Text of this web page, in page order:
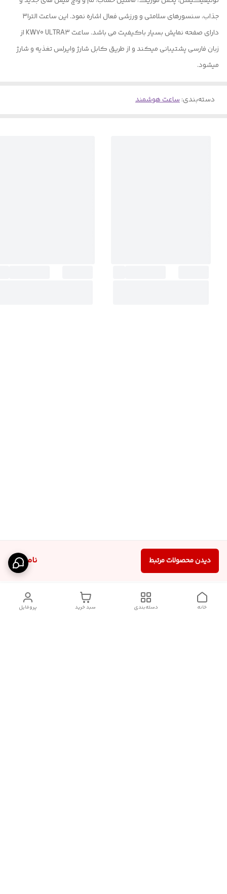
ناموجود دیدن محصولات مرتبط
جذاب، سنسورهای سلامتی و ورزشی فعال اشاره نمود. این ساعت الترا۳
دارای صفحه نمایش بسیار باکیفیت می باشد. ساعت KW70 ULTRA3 از
زبان فارسی پشتیبانی میکند و از طریق کابل شارژ وایرلس تغذیه و شارژ
میشود.
دسته‌بندی:ساعت هوشمند
پروفایل سبد خرید دسته‌بندی خانه